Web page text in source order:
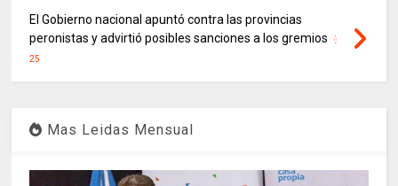
El Gobierno nacional apuntó contra las provincias
peronistas y advirtió posibles sanciones a los gremios
25
Mas Leidas Mensual